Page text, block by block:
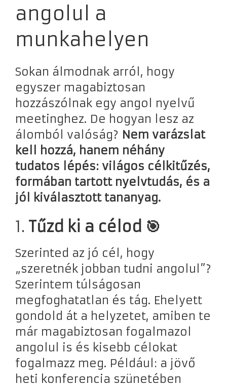
angolul a
munkahelyen
Sokan álmodnak arról, hogy
egyszer magabiztosan
hozzászólnak egy angol nyelvű
meetinghez. De hogyan lesz az
álomból valóság? Nem varázslat
kell hozzá, hanem néhány
tudatos lépés: világos célkitűzés,
formában tartott nyelvtudás, és a
jól kiválasztott tananyag.
1. Tűzd ki a célod 🎯
Szerinted az jó cél, hogy
„szeretnék jobban tudni angolul”?
Szerintem túlságosan
megfoghatatlan és tág. Ehelyett
gondold át a helyzetet, amiben te
már magabiztosan fogalmazol
angolul is és kisebb célokat
fogalmazz meg. Például: a jövő
heti konferencia szünetében